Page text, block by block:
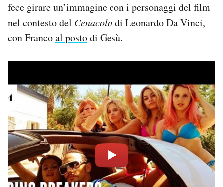
fece girare un’immagine con i personaggi del film
nel contesto del Cenacolodi Leonardo Da Vinci,
con Francoal postodi Gesù.